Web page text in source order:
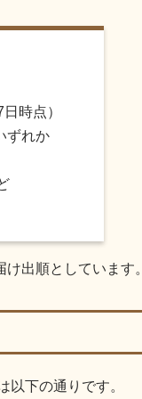
時点）
ずれか
け出順としています
以下の通りです。